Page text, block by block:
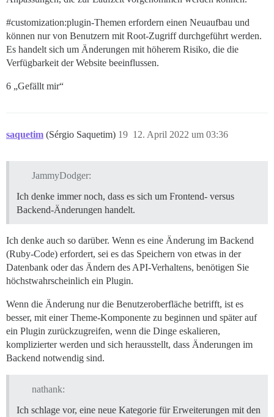
#customization:plugin-Themen erfordern einen Neuaufbau und
können nur von Benutzern mit Root-Zugriff durchgeführt werden.
Es handelt sich um Änderungen mit höherem Risiko, die die
Verfügbarkeit der Website beeinflussen.
6 „Gefällt mir“
saquetim (Sérgio Saquetim) 12. April 2022 um 03:36
19
JammyDodger:
Ich denke immer noch, dass es sich um Frontend- versus
Backend-Änderungen handelt.
Ich denke auch so darüber. Wenn es eine Änderung im Backend
(Ruby-Code) erfordert, sei es das Speichern von etwas in der
Datenbank oder das Ändern des API-Verhaltens, benötigen Sie
höchstwahrscheinlich ein Plugin.
Wenn die Änderung nur die Benutzeroberfläche betrifft, ist es
besser, mit einer Theme-Komponente zu beginnen und später auf
ein Plugin zurückzugreifen, wenn die Dinge eskalieren,
komplizierter werden und sich herausstellt, dass Änderungen im
Backend notwendig sind.
nathank:
Ich schlage vor, eine neue Kategorie für Erweiterungen mit den